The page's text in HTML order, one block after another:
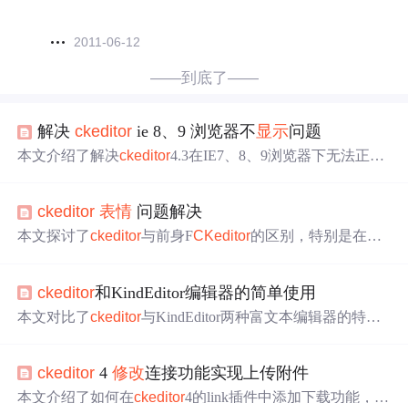
2011-06-12
——到底了——
解决ckeditor ie 8、9 浏览器不显示问题
本文介绍了解决ckeditor4.3在IE7、8、9浏览器下无法正常
ckeditor 表情 问题解决
本文探讨了ckeditor与前身FCKeditor的区别，特别是在不
解决资源。
ckeditor和KindEditor编辑器的简单使用
本文对比了ckeditor与KindEditor两种富文本编辑器的特
性和调试相对复杂。
ckeditor 4修改连接功能实现上传附件
本文介绍了如何在ckeditor4的link插件中添加下载功能，通